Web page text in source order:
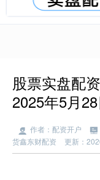
股票实盘配
2025年5月
作者：配资开户
货鑫东财配资
更新：